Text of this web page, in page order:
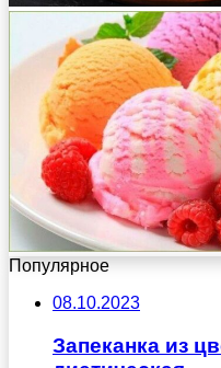
Популярное
08.10.2023
Запеканка из